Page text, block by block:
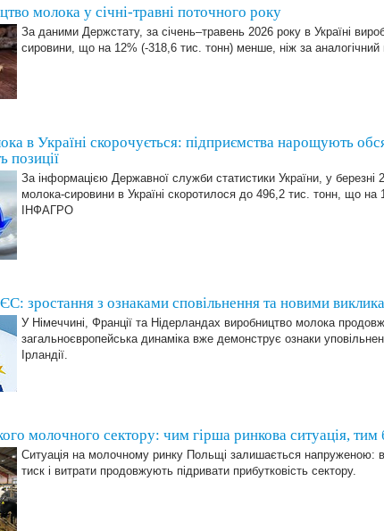
молока у січні-травні поточного року
За даними Держстату, за січень–травень 2026 року в Україні
сировини, що на 12% (-318,6 тис. тонн) менше, ніж за
в Україні скорочується: підприємства нарощують
позиції
За інформацією Державної служби статистики України, у березні
молока-сировини в Україні скоротилося до 496,2 тис. тонн, що на
ІНФАГРО
зростання з ознаками сповільнення та новими
У Німеччині, Франції та Нідерландах виробництво молока
загальноєвропейська динаміка вже демонструє ознаки
Ірландії.
молочного сектору: чим гірша ринкова ситуація, тим
Ситуація на молочному ринку Польщі залишається напруженою:
тиск і витрати продовжують підривати прибутковість сектору.